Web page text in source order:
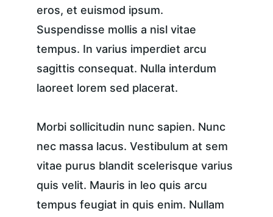
eros, et euismod ipsum.
Suspendisse mollis a nisl vitae
tempus. In varius imperdiet arcu
sagittis consequat. Nulla interdum
laoreet lorem sed placerat.
Morbi sollicitudin nunc sapien. Nunc
nec massa lacus. Vestibulum at sem
vitae purus blandit scelerisque varius
quis velit. Mauris in leo quis arcu
tempus feugiat in quis enim. Nullam